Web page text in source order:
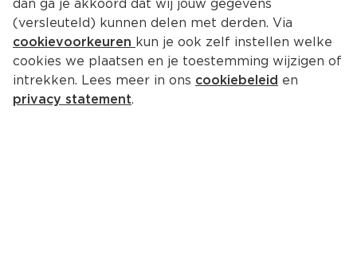
dan ga je akkoord dat wij jouw gegevens
(versleuteld) kunnen delen met derden. Via
cookievoorkeuren kun je ook zelf instellen welke
cookies we plaatsen en je toestemming wijzigen of
intrekken. Lees meer in ons cookiebeleid en
privacy statement.